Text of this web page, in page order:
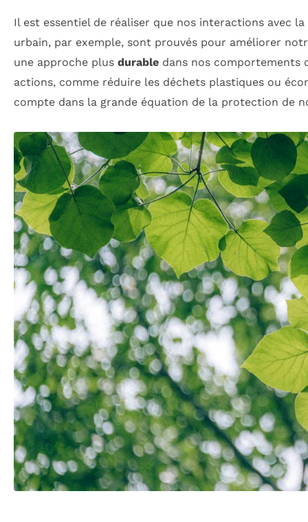
Il est essentiel de réaliser que nos interactions avec
urbain, par exemple, sont prouvés pour améliorer
une approche plus durable dans nos comportements
actions, comme réduire les déchets plastiques ou
compte dans la grande équation de la protection de